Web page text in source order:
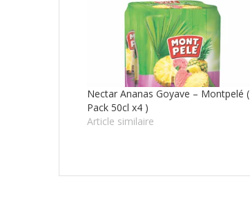
Nectar Ananas Goyave – Montpelé (
Pack 50cl x4 )
Article similaire